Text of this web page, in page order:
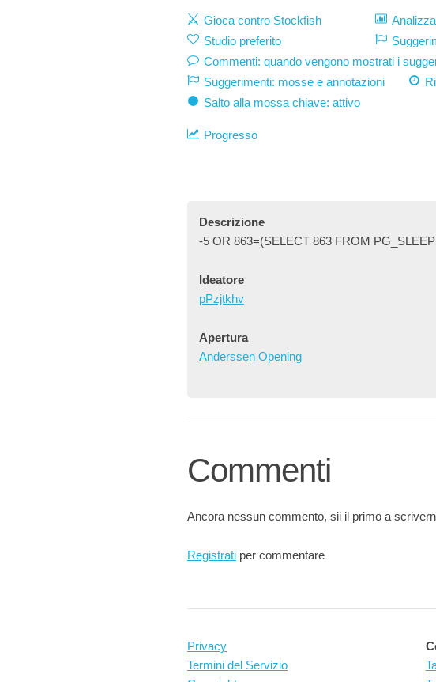
Gioca contro Stockfish
Studio preferito
Commenti: quando vengono mostrati i
Suggerimenti: mosse e annotazioni
Salto alla mossa chiave: attivo
Progresso
Descrizione
-5 OR 863=(SELECT 863 FROM
Ideatore
pPzjtkhv
Apertura
Anderssen Opening
Commenti
Ancora nessun commento, sii il primo a
Registrati per commentare
Privacy
Termini del Servizio